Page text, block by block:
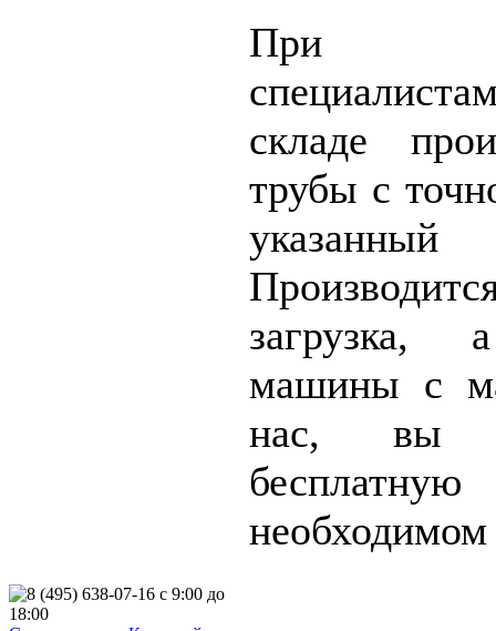
При
складе
трубы с
загрузка,
машины с
нас, вы